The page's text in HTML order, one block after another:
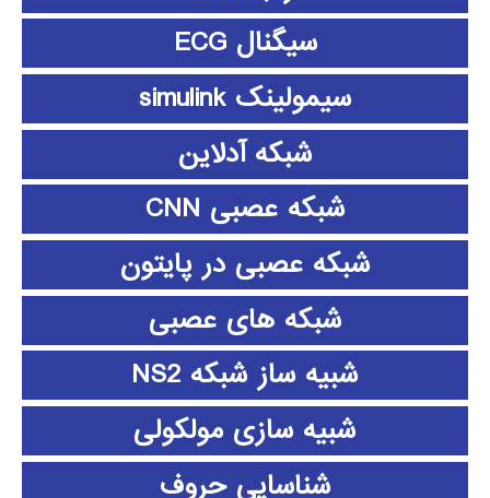
سیگنال ECG
سیمولینک simulink
شبکه آدلاین
شبکه عصبی CNN
شبکه عصبی در پایتون
شبکه های عصبی
شبیه ساز شبکه NS2
شبیه سازی مولکولی
شناسایی حروف